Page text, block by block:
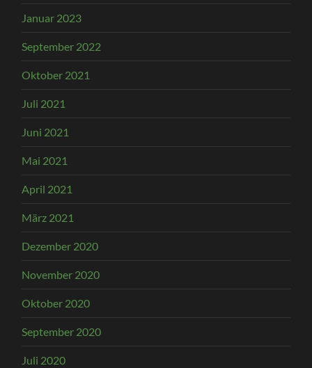
Januar 2023
September 2022
Oktober 2021
Juli 2021
Juni 2021
Mai 2021
April 2021
März 2021
Dezember 2020
November 2020
Oktober 2020
September 2020
Juli 2020